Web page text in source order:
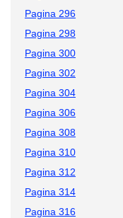
Pagina 296
Pagina 298
Pagina 300
Pagina 302
Pagina 304
Pagina 306
Pagina 308
Pagina 310
Pagina 312
Pagina 314
Pagina 316